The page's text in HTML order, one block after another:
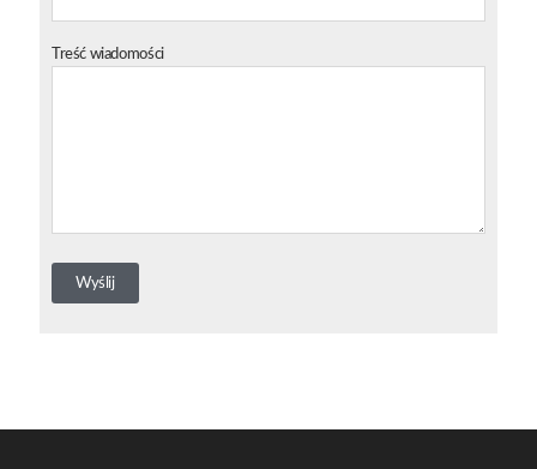
Treść wiadomości